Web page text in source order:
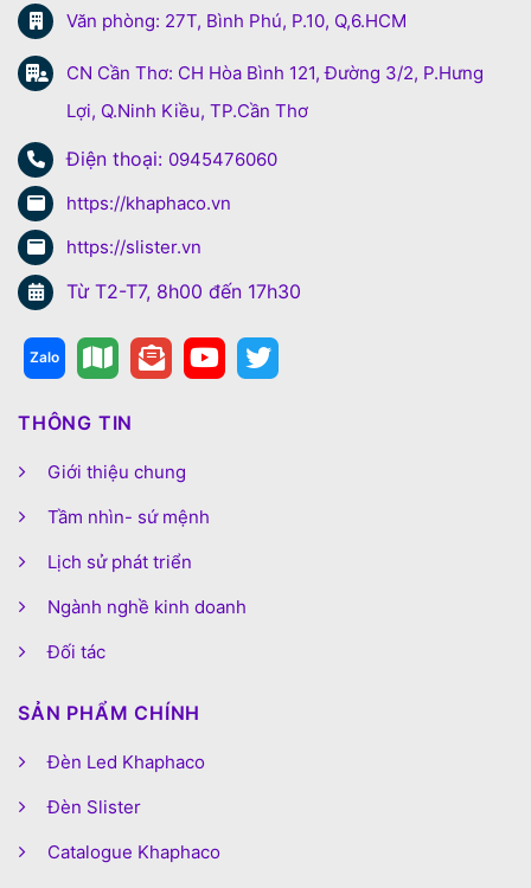
Văn phòng: 27T, Bình Phú, P.10, Q,6.HCM
CN Cần Thơ: CH Hòa Bình 121, Đường 3/2, P.Hưng
Lợi, Q.Ninh Kiều, TP.Cần Thơ
Điện thoại: 0945476060
https://khaphaco.vn
https://slister.vn
Từ T2-T7, 8h00 đến 17h30
THÔNG TIN
Giới thiệu chung
Tầm nhìn- sứ mệnh
Lịch sử phát triển
Ngành nghề kinh doanh
Đối tác
SẢN PHẨM CHÍNH
Đèn Led Khaphaco
Đèn Slister
Catalogue Khaphaco